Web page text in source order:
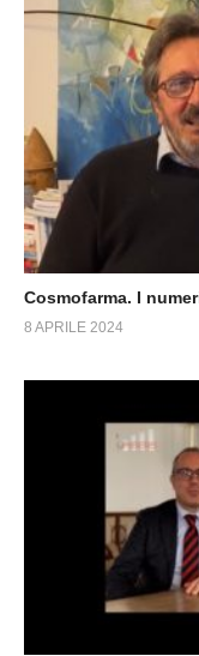
Cosmofarma. I
8 APRILE 2024